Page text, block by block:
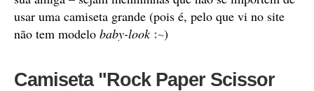
usar uma camiseta grande (pois é, pelo que vi no site
não tem modelo baby-look :~)
Camiseta "Rock Paper Scissor